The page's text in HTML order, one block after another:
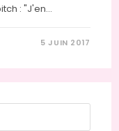
: "J'en…
5 JUIN 2017